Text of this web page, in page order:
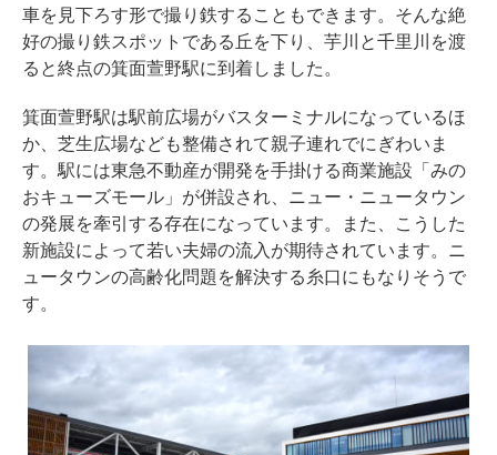
車を見下ろす形で撮り鉄することもできます。そんな絶
好の撮り鉄スポットである丘を下り、芋川と千里川を渡
ると終点の箕面萱野駅に到着しました。
箕面萱野駅は駅前広場がバスターミナルになっているほ
か、芝生広場なども整備されて親子連れでにぎわいま
す。駅には東急不動産が開発を手掛ける商業施設「みの
おキューズモール」が併設され、ニュー・ニュータウン
の発展を牽引する存在になっています。また、こうした
新施設によって若い夫婦の流入が期待されています。ニ
ュータウンの高齢化問題を解決する糸口にもなりそうで
す。